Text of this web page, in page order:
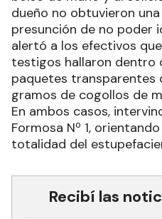
dueño no obtuvieron
presunción de no poder
alertó a los efectivos
testigos hallaron dentro
paquetes transparentes
gramos de cogollos de
En ambos casos,
Formosa Nº 1,
totalidad del
Recibí las